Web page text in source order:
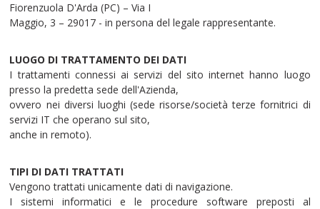
Fiorenzuola D'Arda (PC) – Via I
Maggio, 3 – 29017 - in persona del legale rappresentante.
LUOGO DI TRATTAMENTO DEI DATI
I trattamenti connessi ai servizi del sito internet hanno luogo
presso la predetta sede dell'Azienda,
ovvero nei diversi luoghi (sede risorse/società terze fornitrici di
servizi IT che operano sul sito,
anche in remoto).
TIPI DI DATI TRATTATI
Vengono trattati unicamente dati di navigazione.
I sistemi informatici e le procedure software preposti al